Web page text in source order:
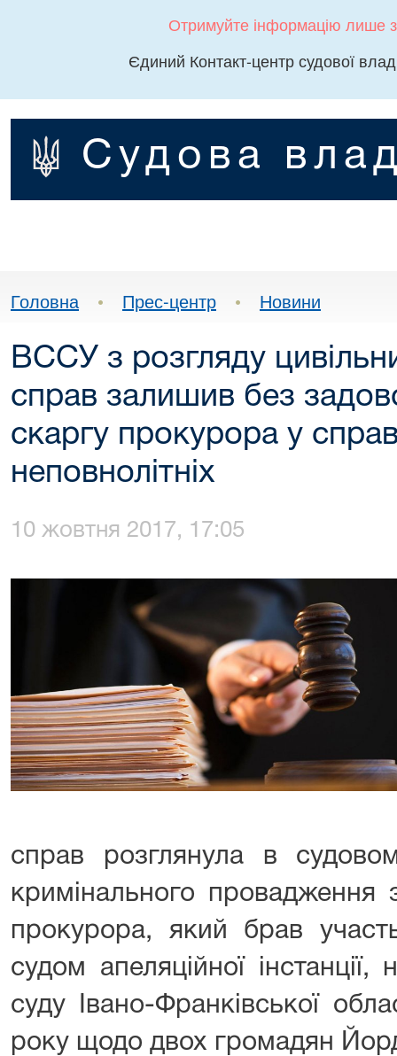
Отримуйте інформацію лише
Єдиний Контакт-центр судової
Судова
Головна • Прес-центр • Новини
ВССУ з розгляду
справ залишив без
скаргу прокурора у
неповнолітніх
10 жовтня 2017, 17:05
справ розглянула в
кримінального провадження
прокурора, який брав
судом апеляційної
суду Івано-Франківської
року щодо двох громадян